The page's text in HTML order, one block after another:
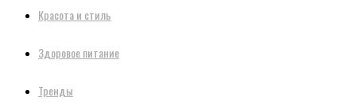
Красота и стиль
Здоровое питание
Тренды